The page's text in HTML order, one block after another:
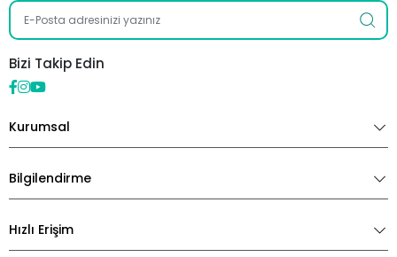
Bizi Takip Edin
Kurumsal
Bilgilendirme
Hızlı Erişim